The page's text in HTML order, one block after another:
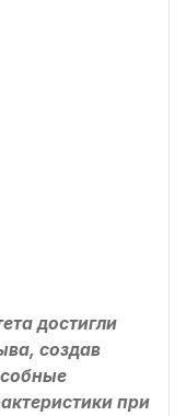
достигли
создав
при